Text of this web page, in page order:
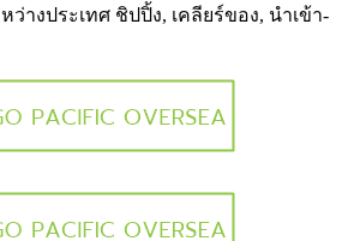
างประเทศ ชิปปิ้ง, เคลียร์ของ, นำเข้า-